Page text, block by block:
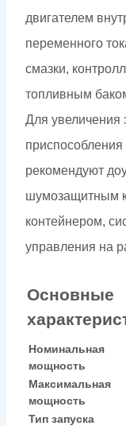
двигателем
переменного
смазки,
топливным
Для увеличения
приспособления
рекомендуют
шумозащитным
контейнером,
управления на
Основные
Номинальная
мощность
Максимальная
мощность
Тип запуска